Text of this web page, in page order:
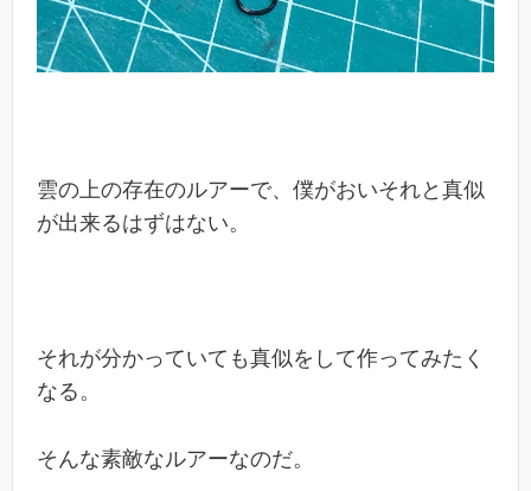
雲の上の存在のルアーで、僕がおいそれと真似
が出来るはずはない。
それが分かっていても真似をして作ってみたく
なる。
そんな素敵なルアーなのだ。